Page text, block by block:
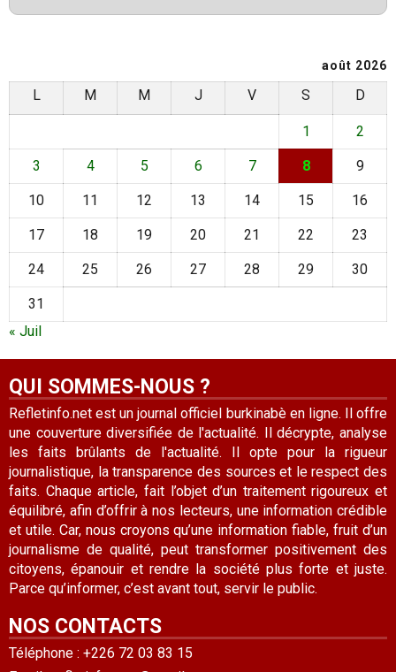
4
5
recouvrent la liberté
août 7, 2026 0
août 2026
L M M J V S D
1 2
3 4 5 6 7 8 9
10 11 12 13 14 15 16
17 18 19 20 21 22 23
24 25 26 27 28 29 30
31
« Juil
QUI SOMMES-NOUS ?
Refletinfo.net est un journal officiel burkinabè en ligne. Il offre
une couverture diversifiée de l'actualité. Il décrypte, analyse
les faits brûlants de l'actualité. Il opte pour la rigueur
journalistique, la transparence des sources et le respect des
faits. Chaque article, fait l’objet d’un traitement rigoureux et
équilibré, afin d’offrir à nos lecteurs, une information crédible
et utile. Car, nous croyons qu’une information fiable, fruit d’un
journalisme de qualité, peut transformer positivement des
citoyens, épanouir et rendre la société plus forte et juste.
Parce qu’informer, c’est avant tout, servir le public.
NOS CONTACTS
Téléphone : +226 72 03 83 15